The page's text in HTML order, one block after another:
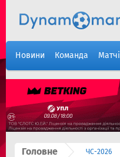
Новини Команда Матчі
Головне ЧС-2026